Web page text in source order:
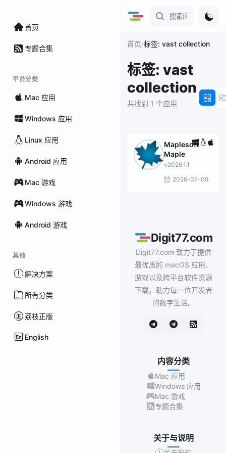
首页
专题合集
平台分类
Mac 应用
Windows 应用
Linux 应用
Android 应用
Mac 游戏
Windows 游戏
Android 游戏
其他
解决方案
所有分类
荔枝正版
English
首页/标签: vast collection
标签: vast
collection
共找到 1 个应用
Maplesoft
Maple
v2026.1.1
2026-07-09
Digit77.com
Digit77.com 致力于提供
最优质的 macOS 应用、
游戏以及跨平台软件资源
下载，助力每一位开发者
的数字生活。
内容分类
Mac 应用
Windows 应用
Mac 游戏
专题合集
关于与说明